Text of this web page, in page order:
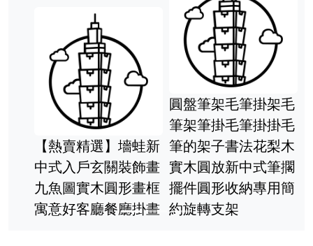
【熱賣精選】墻蛙新
中式入戶玄關裝飾畫
九魚圖實木圓形畫框
寓意好客廳餐廳掛畫
圓盤筆架毛筆掛架毛
筆架筆掛毛筆掛掛毛
筆的架子書法花梨木
實木圓放新中式筆擱
擺件圓形收納專用簡
約旋轉支架